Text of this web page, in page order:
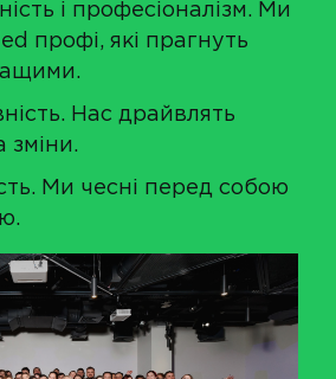
і професіоналізм. Ми
профі, які прагнуть
Нас драйвлять
зміни.
Ми чесні перед собою